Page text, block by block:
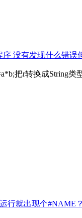
没有发现什么错误
把r转换成String类
行就出现个#NAME